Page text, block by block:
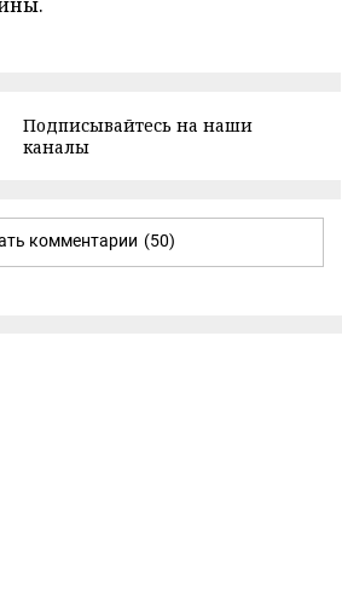
Подписывайтесь на наши
каналы
комментарии (50)